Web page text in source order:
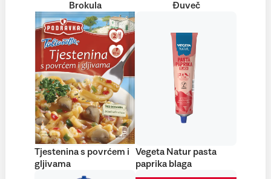
Brokula Đuveč
Tjestenina s povrćem i
gljivama
Vegeta Natur pasta
paprika blaga